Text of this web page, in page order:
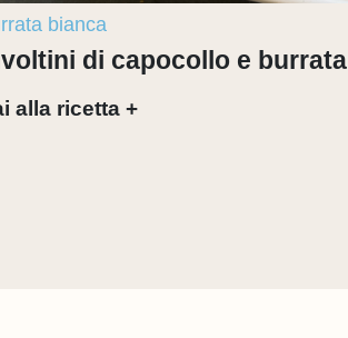
bianca
di capocollo e burrata
alla ricetta +